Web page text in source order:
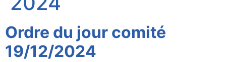
Ordre du jour comité
19/12/2024